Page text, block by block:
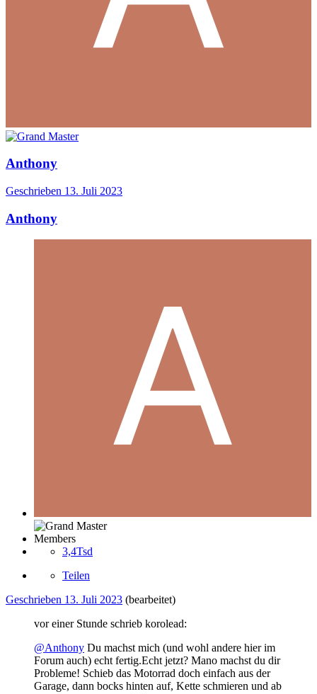
Anthony
Geschrieben 13. Juli 2023
Anthony
Members
3,4Tsd
Teilen
Geschrieben 13. Juli 2023 (bearbeitet)
vor einer Stunde schrieb korolead:
@Anthony Du machst mich (und wohl andere hier im
Forum auch) echt fertig.Echt jetzt? Mano machst du dir
Probleme! Schieb das Motorrad doch einfach aus der
Garage, dann bocks hinten auf, Kette schmieren und ab